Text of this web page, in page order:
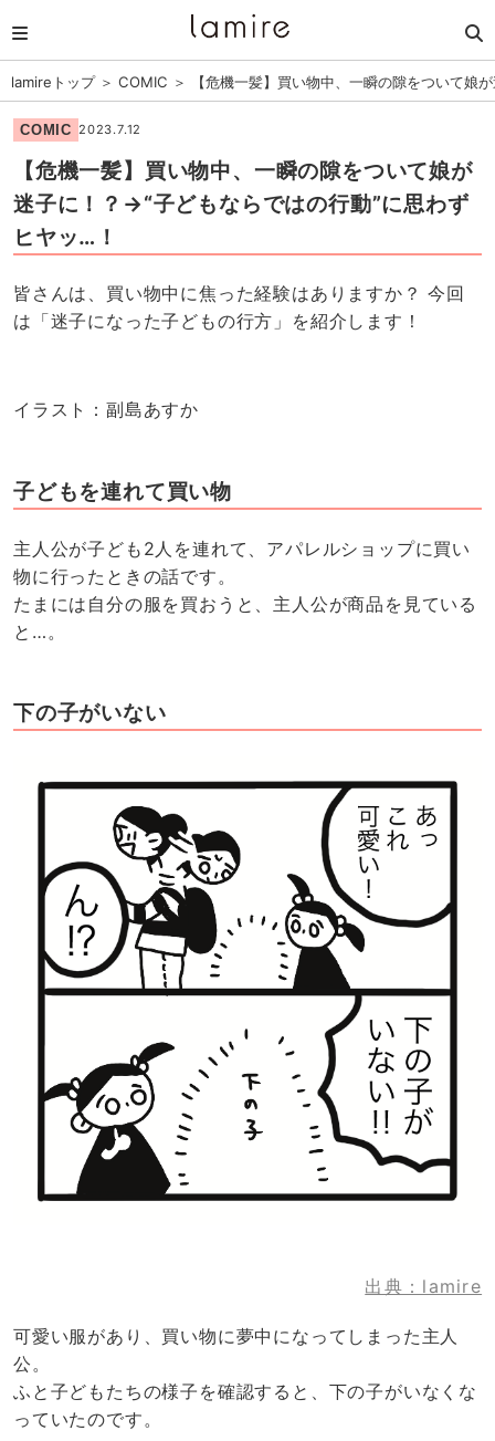
lamireトップ＞ COMIC ＞ 【危機一髪】買い物中、一瞬の隙をついて
COMIC 2023.7.12
【危機一髪】買い物中、一瞬の隙をついて娘が
迷子に！？→“子どもならではの行動”に思わず
ヒヤッ…！
皆さんは、買い物中に焦った経験はありますか？ 今回
は「迷子になった子どもの行方」を紹介します！
イラスト：副島あすか
子どもを連れて買い物
主人公が子ども2人を連れて、アパレルショップに買い
物に行ったときの話です。
たまには自分の服を買おうと、主人公が商品を見ている
と…。
下の子がいない
出典：lamire
可愛い服があり、買い物に夢中になってしまった主人
公。
ふと子どもたちの様子を確認すると、下の子がいなくな
っていたのです。